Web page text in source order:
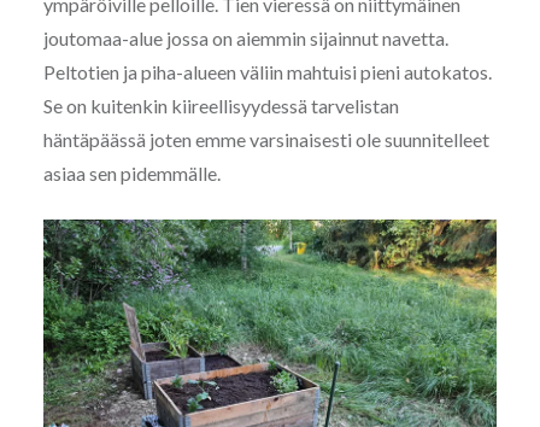
joutomaa-alue jossa on aiemmin sijainnut navetta.
Peltotien ja piha-alueen väliin mahtuisi pieni autokatos.
Se on kuitenkin kiireellisyydessä tarvelistan
häntäpäässä joten emme varsinaisesti ole suunnitelleet
asiaa sen pidemmälle.